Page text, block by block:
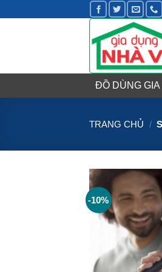
qua
ĐỒ DÙNG GIA
TRANG CHỦ /
-10%